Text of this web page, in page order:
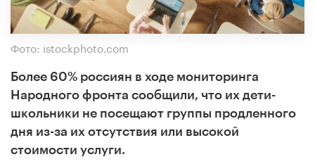
Фото: istockphoto.com
Более 60% россиян в ходе мониторинга
Народного фронта сообщили, что их дети-
школьники не посещают группы продленного
дня из-за их отсутствия или высокой
стоимости услуги.